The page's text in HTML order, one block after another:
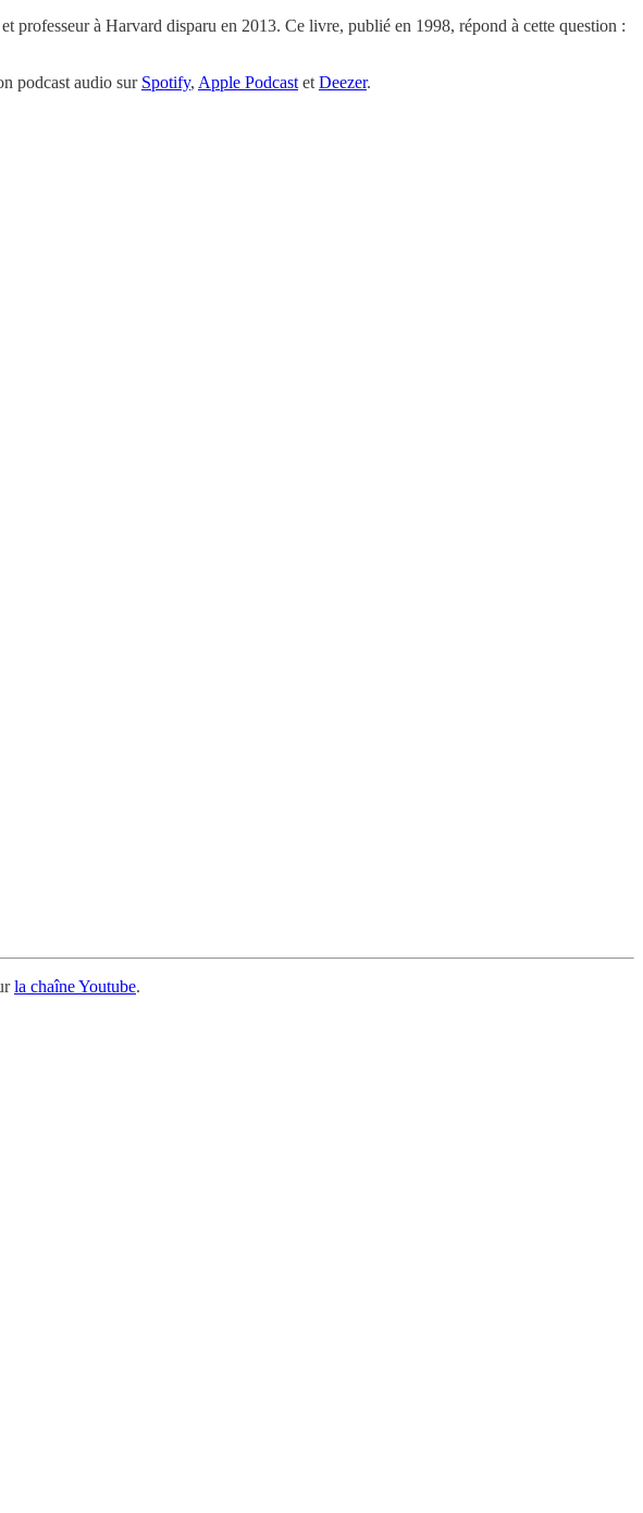
professeur à Harvard disparu en 2013. Ce livre, publié en 1998, répond à cette question :
podcast audio sur Spotify, Apple Podcast et Deezer.
la chaîne Youtube.